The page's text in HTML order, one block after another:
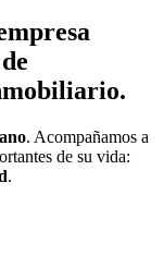
. Acompañamos a
de su vida:
.